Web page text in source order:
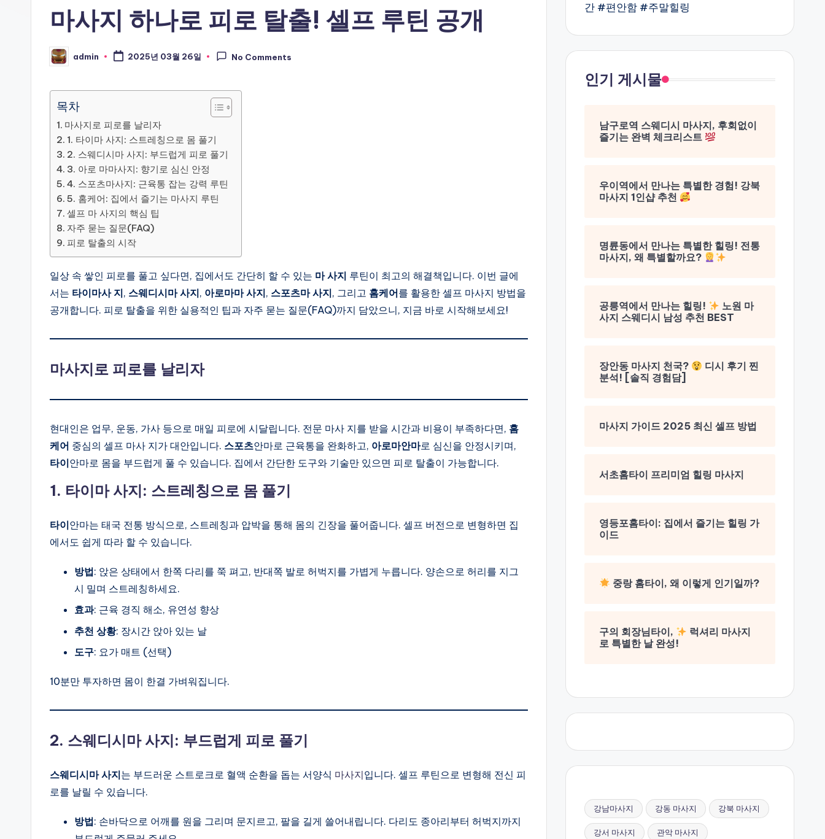
마사지 하나로 피로 탈출! 셀프 루틴 공개
Posted
by
admin 2025년 03월 26일 No Comments
목차
마사지로 피로를 날리자
1. 타이마 사지: 스트레칭으로 몸 풀기
2. 스웨디시마 사지: 부드럽게 피로 풀기
3. 아로 마마사지: 향기로 심신 안정
4. 스포츠마사지: 근육통 잡는 강력 루틴
5. 홈케어: 집에서 즐기는 마사지 루틴
셀프 마 사지의 핵심 팁
자주 묻는 질문(FAQ)
피로 탈출의 시작
일상 속 쌓인 피로를 풀고 싶다면, 집에서도 간단히 할 수 있는 마 사지 루틴이 최고의 해결책입니다. 이번 글에
서는 타이마사 지, 스웨디시마 사지, 아로마마 사지, 스포츠마 사지, 그리고 홈케어를 활용한 셀프 마사지 방법을
공개합니다. 피로 탈출을 위한 실용적인 팁과 자주 묻는 질문(FAQ)까지 담았으니, 지금 바로 시작해보세요!
마사지로 피로를 날리자
현대인은 업무, 운동, 가사 등으로 매일 피로에 시달립니다. 전문 마사 지를 받을 시간과 비용이 부족하다면, 홈
케어 중심의 셀프 마사 지가 대안입니다. 스포츠안마로 근육통을 완화하고, 아로마안마로 심신을 안정시키며,
타이안마로 몸을 부드럽게 풀 수 있습니다. 집에서 간단한 도구와 기술만 있으면 피로 탈출이 가능합니다.
1. 타이마 사지: 스트레칭으로 몸 풀기
타이안마는 태국 전통 방식으로, 스트레칭과 압박을 통해 몸의 긴장을 풀어줍니다. 셀프 버전으로 변형하면 집
에서도 쉽게 따라 할 수 있습니다.
방법: 앉은 상태에서 한쪽 다리를 쭉 펴고, 반대쪽 발로 허벅지를 가볍게 누릅니다. 양손으로 허리를 지그
시 밀며 스트레칭하세요.
효과: 근육 경직 해소, 유연성 향상
추천 상황: 장시간 앉아 있는 날
도구: 요가 매트 (선택)
10분만 투자하면 몸이 한결 가벼워집니다.
2. 스웨디시마 사지: 부드럽게 피로 풀기
스웨디시마 사지는 부드러운 스트로크로 혈액 순환을 돕는 서양식 마사지입니다. 셀프 루틴으로 변형해 전신 피
로를 날릴 수 있습니다.
방법: 손바닥으로 어깨를 원을 그리며 문지르고, 팔을 길게 쓸어내립니다. 다리도 종아리부터 허벅지까지
간 #편안함 #주말힐링
인기 게시물
남구로역 스웨디시 마사지, 후회없이
즐기는 완벽 체크리스트
우이역에서 만나는 특별한 경험! 강북
마사지 1인샵 추천
명륜동에서 만나는 특별한 힐링! 전통
마사지, 왜 특별할까요?
공릉역에서 만나는 힐링!
노원 마
사지 스웨디시 남성 추천 BEST
장안동 마사지 천국?
디시 후기 찐
분석! [솔직 경험담]
마사지 가이드 2025 최신 셀프 방법
서초홈타이 프리미엄 힐링 마사지
영등포홈타이: 집에서 즐기는 힐링 가
이드
중랑 홈타이, 왜 이렇게 인기일까?
구의 회장님타이,
럭셔리 마사지
로 특별한 날 완성!
강남마사지 강동 마사지 강북 마사지
강서 마사지 관악 마사지